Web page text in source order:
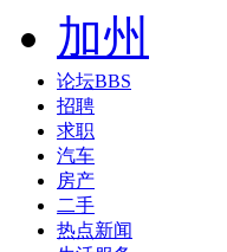
加州
论坛BBS
招聘
求职
汽车
房产
二手
热点新闻